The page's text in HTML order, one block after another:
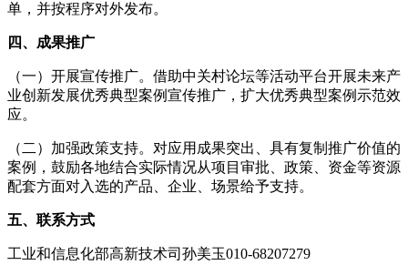
单，并按程序对外发布。
四、成果推广
（一）开展宣传推广。借助中关村论坛等活动平台开展未来产
业创新发展优秀典型案例宣传推广，扩大优秀典型案例示范效
应。
（二）加强政策支持。对应用成果突出、具有复制推广价值的
案例，鼓励各地结合实际情况从项目审批、政策、资金等资源
配套方面对入选的产品、企业、场景给予支持。
五、联系方式
工业和信息化部高新技术司孙美玉010-68207279